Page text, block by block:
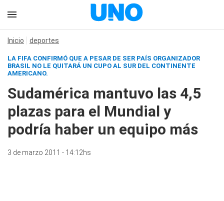
Inicio deportes
LA FIFA CONFIRMÓ QUE A PESAR DE SER PAÍS ORGANIZADOR
BRASIL NO LE QUITARÁ UN CUPO AL SUR DEL CONTINENTE
AMERICANO.
Sudamérica mantuvo las 4,5
plazas para el Mundial y
podría haber un equipo más
3 de marzo 2011 - 14:12hs